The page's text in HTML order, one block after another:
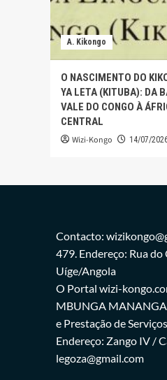
A. Kikongo
O NASCIMENTO DO
YA LETA (KITUBA): DA
VALE DO CONGO À
CENTRAL
Wizi-Kongo 14/07/
Contacto:
479. Endereço: Rua
Uíge/Angola
O Portal wizi-
MBUNGA
e Prestação de
Endereço: Zango IV /
legoza@gmail.com